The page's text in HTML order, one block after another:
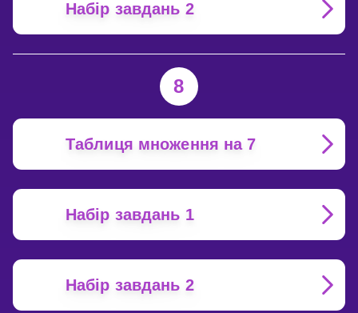
Набір завдань 2
8
Таблиця множення на 7
Набір завдань 1
Набір завдань 2